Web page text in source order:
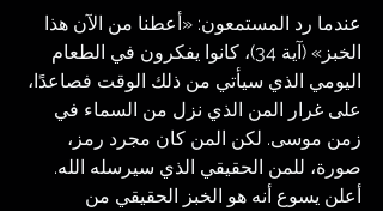
عندما رد المستمعون: «أعطنا من الآن هذا
الخبز» (آية 34)، كانوا يفكرون في الطعام
اليومي الذي سيأتي من ذلك الوقت فصاعدًا،
على غرار المن الذي نزل من السماء في
زمن موسى. لكن المن كان مجرد رمز،
صورة، للمن الحقيقي الذي سيرسله الله.
أعلن يسوع أنه هو الخبز الحقيقي من